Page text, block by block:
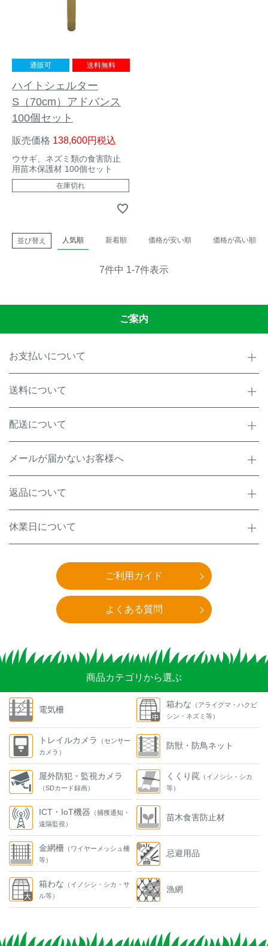
通販可 送料無料
ハイトシェルター
S（70cm）アドバンス
100個セット
販売価格 138,600 税込
ウサギ、ネズミ類の食害防止
用苗木保護材 100個セット
在庫切れ
並び替え 人気順 新着順 価格が安い順 価格が高い順
7件中 1-7件表示
ご案内
お支払いについて
送料について
配送について
メールが届かないお客様へ
返品について
休業日について
ご利用ガイド
よくある質問
商品カテゴリから選ぶ
電気柵
トレイルカメラ
（センサー
カメラ）
屋外防犯・監視カメラ
（SDカード録画）
ICT・IoT機器 （捕獲通知・
遠隔監視）
金網柵 （ワイヤーメッシュ柵
等）
箱わな （イノシシ・シカ・サ
ル等）
箱わな （アライグマ・ハクビ
シン・ネズミ等）
防獣・防鳥ネット
くくり罠 （イノシシ・シカ
等）
苗木食害防止材
忌避用品
漁網